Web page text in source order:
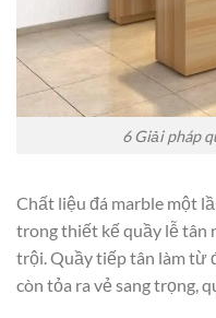
6 Giải pháp
Chất liệu đá marble một
trong thiết kế quầy lễ tân
trội. Quầy tiếp tân làm từ
còn tỏa ra vẻ sang trọng,